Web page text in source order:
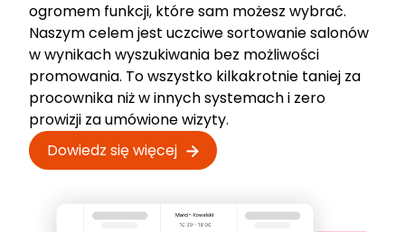
ogromem funkcji, które sam możesz wybrać.
Naszym celem jest uczciwe sortowanie salonów
w wynikach wyszukiwania bez możliwości
promowania. To wszystko kilkakrotnie taniej za
procownika niż w innych systemach i zero
prowizji za umówione wizyty.
Dowiedz się więcej